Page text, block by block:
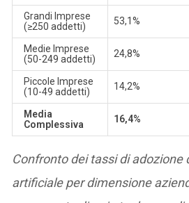
Grandi Imprese
(≥250 addetti)
53,1%
Medie Imprese
(50-249 addetti)
24,8%
Piccole Imprese
(10-49 addetti)
14,2%
Media
Complessiva
16,4%
Confronto dei tassi di adozione
artificiale per dimensione